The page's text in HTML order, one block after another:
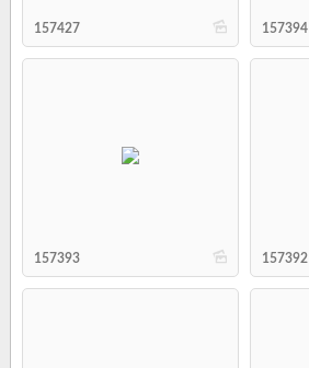
b
157427 157394
b
157393 157392